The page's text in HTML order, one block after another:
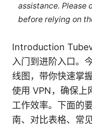
assistance.
before relying on
Introduction
入门到进阶入口。
线图，带你快速掌
使用 VPN，确保上
工作效率。下面的
南、对比表格、常